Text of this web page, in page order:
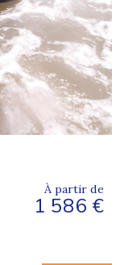
À partir de
1 586 €